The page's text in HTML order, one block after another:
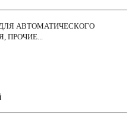
АВТОМАТИЧЕСКОГО
ПРОЧИЕ...